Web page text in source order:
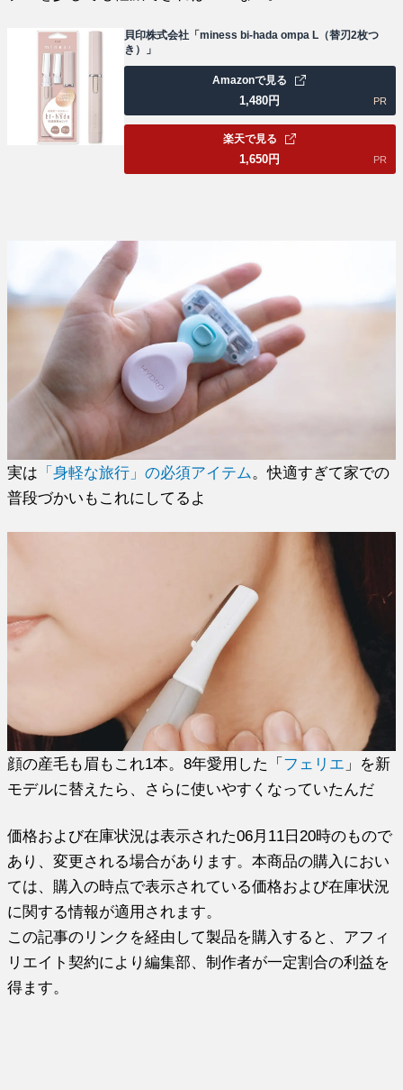
貝印株式会社「miness bi-hada ompa L（替刃2枚つ
き）」
1,480円
Amazonで見る
PR
1,650円
楽天で見る
PR
実は 「身軽な旅行」の必須アイテム 。快適すぎて家での
普段づかいもこれにしてるよ
顔の産毛も眉もこれ1本。8年愛用した「 フェリエ 」を新
モデルに替えたら、さらに使いやすくなっていたんだ
価格および在庫状況は表示された06月11日20時のもので
あり、変更される場合があります。本商品の購入におい
ては、購入の時点で表示されている価格および在庫状況
に関する情報が適用されます。
この記事のリンクを経由して製品を購入すると、アフィ
リエイト契約により編集部、制作者が一定割合の利益を
得ます。